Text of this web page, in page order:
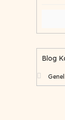
Blog
Genel